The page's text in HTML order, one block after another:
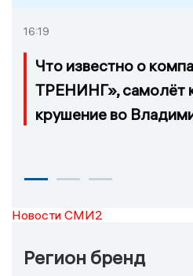
16:19
Что известно о
ТРЕНИНГ», самолёт
крушение во
Новости СМИ2
Регион бренд